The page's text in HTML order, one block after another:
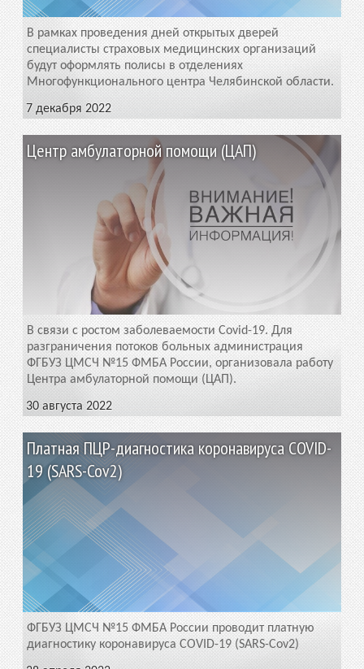
7 декабря 2022
В рамках проведения дней открытых дверей
специалисты страховых медицинских организаций
будут оформлять полисы в отделениях
Многофункционального центра Челябинской области.
Центр амбулаторной помощи (ЦАП)
30 августа 2022
В связи с ростом заболеваемости Covid-19. Для
разграничения потоков больных администрация
ФГБУЗ ЦМСЧ №15 ФМБА России, организовала работу
Центра амбулаторной помощи (ЦАП).
Платная ПЦР-диагностика коронавируса COVID-
19 (SARS-Cov2)
ФГБУЗ ЦМСЧ №15 ФМБА России проводит платную
диагностику коронавируса COVID-19 (SARS-Cov2)